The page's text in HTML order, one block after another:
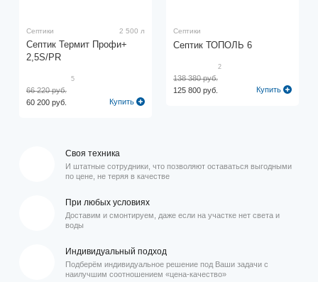
Септики 2 500 л
Септик Термит Профи+
2,5S/PR
5
60 200 руб.
66 220 руб.
Купить
Септики
Септик ТОПОЛЬ 6
2
125 800 руб.
138 380 руб.
Купить
Своя техника
И штатные сотрудники, что позволяют оставаться выгодными
по цене, не теряя в качестве
При любых условиях
Доставим и смонтируем, даже если на участке нет света и
воды
Индивидуальный подход
Подберём индивидуальное решение под Ваши задачи с
наилучшим соотношением «цена-качество»